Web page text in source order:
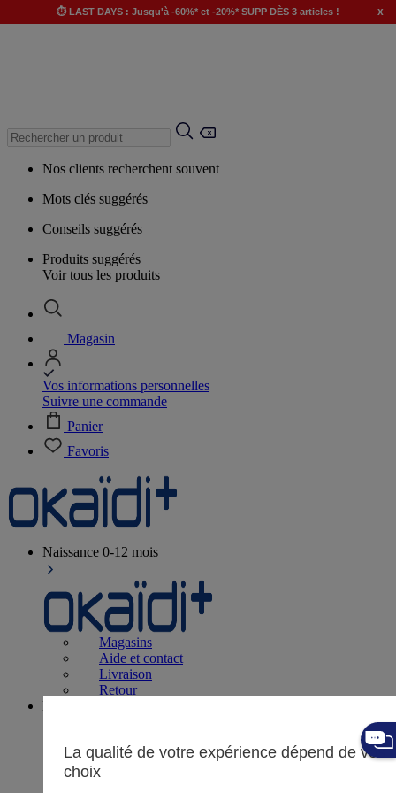
⏱️ LAST DAYS : Jusqu'à -60%* et -20%* SUPP DÈS 3 articles ! x
Nos clients recherchent souvent
Mots clés suggérés
Conseils suggérés
Produits suggérés
Voir tous les produits
Magasin
Vos informations personnelles
Suivre une commande
Panier
Favoris
Naissance 0-12 mois
Magasins
Aide et contact
Livraison
Retour
Bébé fille
La qualité de votre expérience dépend de vos
choix